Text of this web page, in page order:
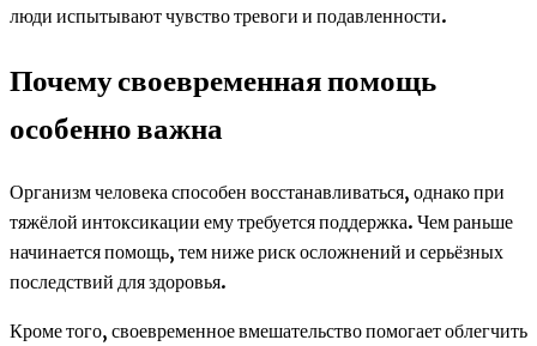
люди испытывают чувство тревоги и подавленности.
Почему своевременная помощь
особенно важна
Организм человека способен восстанавливаться, однако при
тяжёлой интоксикации ему требуется поддержка. Чем раньше
начинается помощь, тем ниже риск осложнений и серьёзных
последствий для здоровья.
Кроме того, своевременное вмешательство помогает облегчить